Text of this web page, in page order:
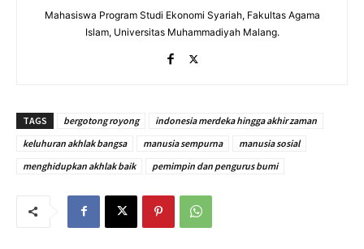
Mahasiswa Program Studi Ekonomi Syariah, Fakultas Agama
Islam, Universitas Muhammadiyah Malang.
TAGS bergotong royong
indonesia merdeka hingga akhir zaman
keluhuran akhlak bangsa
manusia sempurna
manusia sosial
menghidupkan akhlak baik
pemimpin dan pengurus bumi